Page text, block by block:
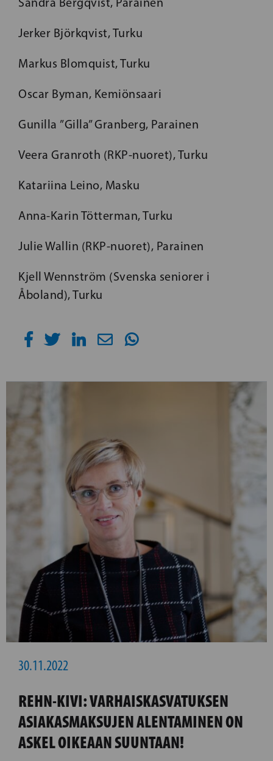
Jerker Björkqvist, Turku
Markus Blomquist, Turku
Oscar Byman, Kemiönsaari
Gunilla ”Gilla” Granberg, Parainen
Veera Granroth (RKP-nuoret), Turku
Katariina Leino, Masku
Anna-Karin Tötterman, Turku
Julie Wallin (RKP-nuoret), Parainen
Kjell Wennström (Svenska seniorer i
Åboland), Turku
30.11.2022
REHN-KIVI: VARHAISKASVATUKSEN
ASIAKASMAKSUJEN ALENTAMINEN ON
ASKEL OIKEAAN SUUNTAAN!